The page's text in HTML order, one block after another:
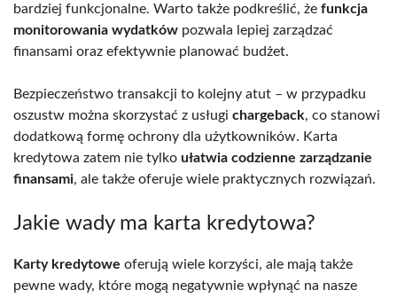
bardziej funkcjonalne. Warto także podkreślić, że funkcja
monitorowania wydatków pozwala lepiej zarządzać
finansami oraz efektywnie planować budżet.
Bezpieczeństwo transakcji to kolejny atut – w przypadku
oszustw można skorzystać z usługi chargeback, co stanowi
dodatkową formę ochrony dla użytkowników. Karta
kredytowa zatem nie tylko ułatwia codzienne zarządzanie
finansami, ale także oferuje wiele praktycznych rozwiązań.
Jakie wady ma karta kredytowa?
Karty kredytowe oferują wiele korzyści, ale mają także
pewne wady, które mogą negatywnie wpłynąć na nasze